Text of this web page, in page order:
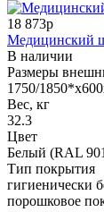
18 873р
Медицинский
В наличии
Размеры
1750/
Вес, кг
32.3
Цвет
Белый (RAL
Тип покрытия
гигиенически
порошковое